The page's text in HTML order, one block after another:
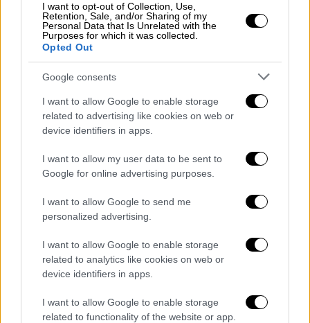
I want to opt-out of Collection, Use,
Retention, Sale, and/or Sharing of my
Personal Data that Is Unrelated with the
Purposes for which it was collected.
Opted Out
Google consents
I want to allow Google to enable storage
related to advertising like cookies on web or
device identifiers in apps.
I want to allow my user data to be sent to
Google for online advertising purposes.
I want to allow Google to send me
personalized advertising.
I want to allow Google to enable storage
related to analytics like cookies on web or
device identifiers in apps.
I want to allow Google to enable storage
related to functionality of the website or app.
Πρεμιέρα για όγδοη σερί χρονιά για τη
Ναταλία Γερμανού στο «Καλύτερα δε
Η γνωστή παρουσιάστρια υποδέχτηκε τους